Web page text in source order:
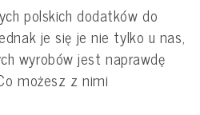
polskich dodatków do
je się je nie tylko u nas,
wyrobów jest naprawdę
możesz z nimi